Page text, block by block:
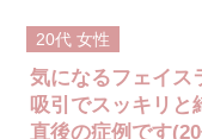
20代 女性
気になるフェイス
吸引でスッキリと
直後の症例です